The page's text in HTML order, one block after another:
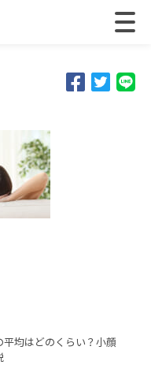
平均はどのくらい？小顔